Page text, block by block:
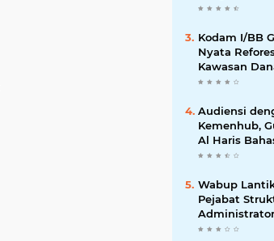
Tunggu
Kodam I/BB
Nyata
Kawasan
Audiensi
Kemenhub,
Al Haris
Wabup
Pejabat
Pengawas di